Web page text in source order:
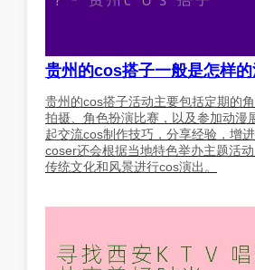
贵州的cos搭子一般是怎样的
贵州的cos搭子活动主要包括定期的
拍摄、角色扮演比赛，以及参加动漫
起交流cos制作技巧，分享经验，增
coser还会根据当地特色举办主题活
传统文化和风景进行cos演出。